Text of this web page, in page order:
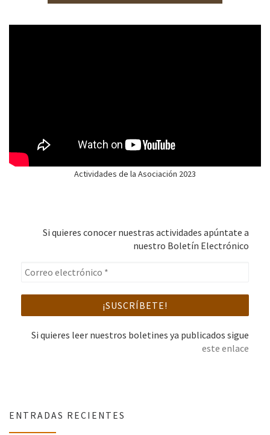
Actividades de la Asociación 2023
Si quieres conocer nuestras actividades apúntate a
nuestro Boletín Electrónico
Si quieres leer nuestros boletines ya publicados sigue
este enlace
ENTRADAS RECIENTES